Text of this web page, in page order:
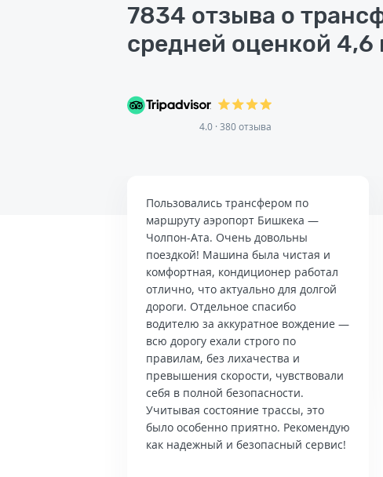
7834 отзыва о
средней оценкой 4,6
4.0 · 380 отзыва
Пользовались трансфером по
маршруту аэропорт Бишкека —
Чолпон-Ата. Очень довольны
поездкой! Машина была чистая и
комфортная, кондиционер работал
отлично, что актуально для долгой
дороги. Отдельное спасибо
водителю за аккуратное вождение —
всю дорогу ехали строго по
правилам, без лихачества и
превышения скорости, чувствовали
себя в полной безопасности.
Учитывая состояние трассы, это
было особенно приятно. Рекомендую
как надежный и безопасный сервис!